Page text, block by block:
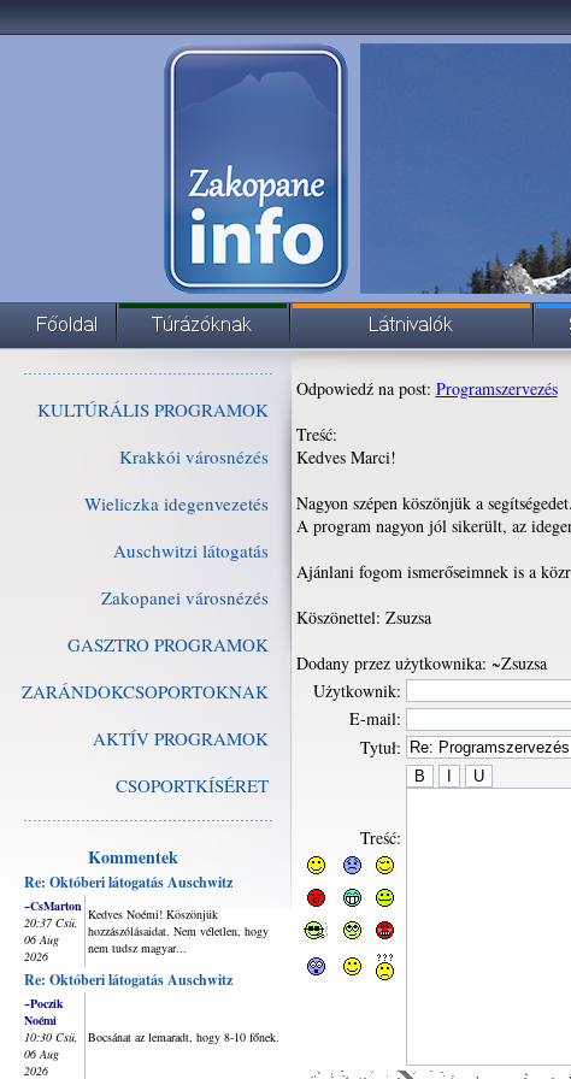
KULTÚRÁLIS PROGRAMOK
Krakkói városnézés
Wieliczka idegenvezetés
Auschwitzi látogatás
Zakopanei városnézés
GASZTRO PROGRAMOK
ZARÁNDOKCSOPORTOKNAK
AKTÍV PROGRAMOK
CSOPORTKÍSÉRET
Kommentek
Re: Októberi látogatás Auschwitz
~CsMarton
20:37 Csü,
06 Aug
2026
Kedves Noémi! Köszönjük
hozzászólásaidat. Nem véletlen, hogy
nem tudsz magyar...
Re: Októberi látogatás Auschwitz
~Poczik
Noémi
10:30 Csü,
06 Aug
2026
Bocsánat az lemaradt, hogy 8-10 főnek.
Odpowiedź na post: Programszervezés
Treść:
Kedves Marci!
Nagyon szépen köszönjük a segítségedet.
A program nagyon jól sikerült, az
Ajánlani fogom ismerőseimnek is a
Köszönettel: Zsuzsa
Dodany przez użytkownika: ~Zsuzsa
Użytkownik:
E-mail:
Tytuł:
Treść: